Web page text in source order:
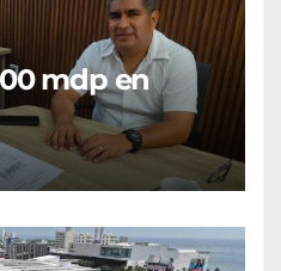
mdp en